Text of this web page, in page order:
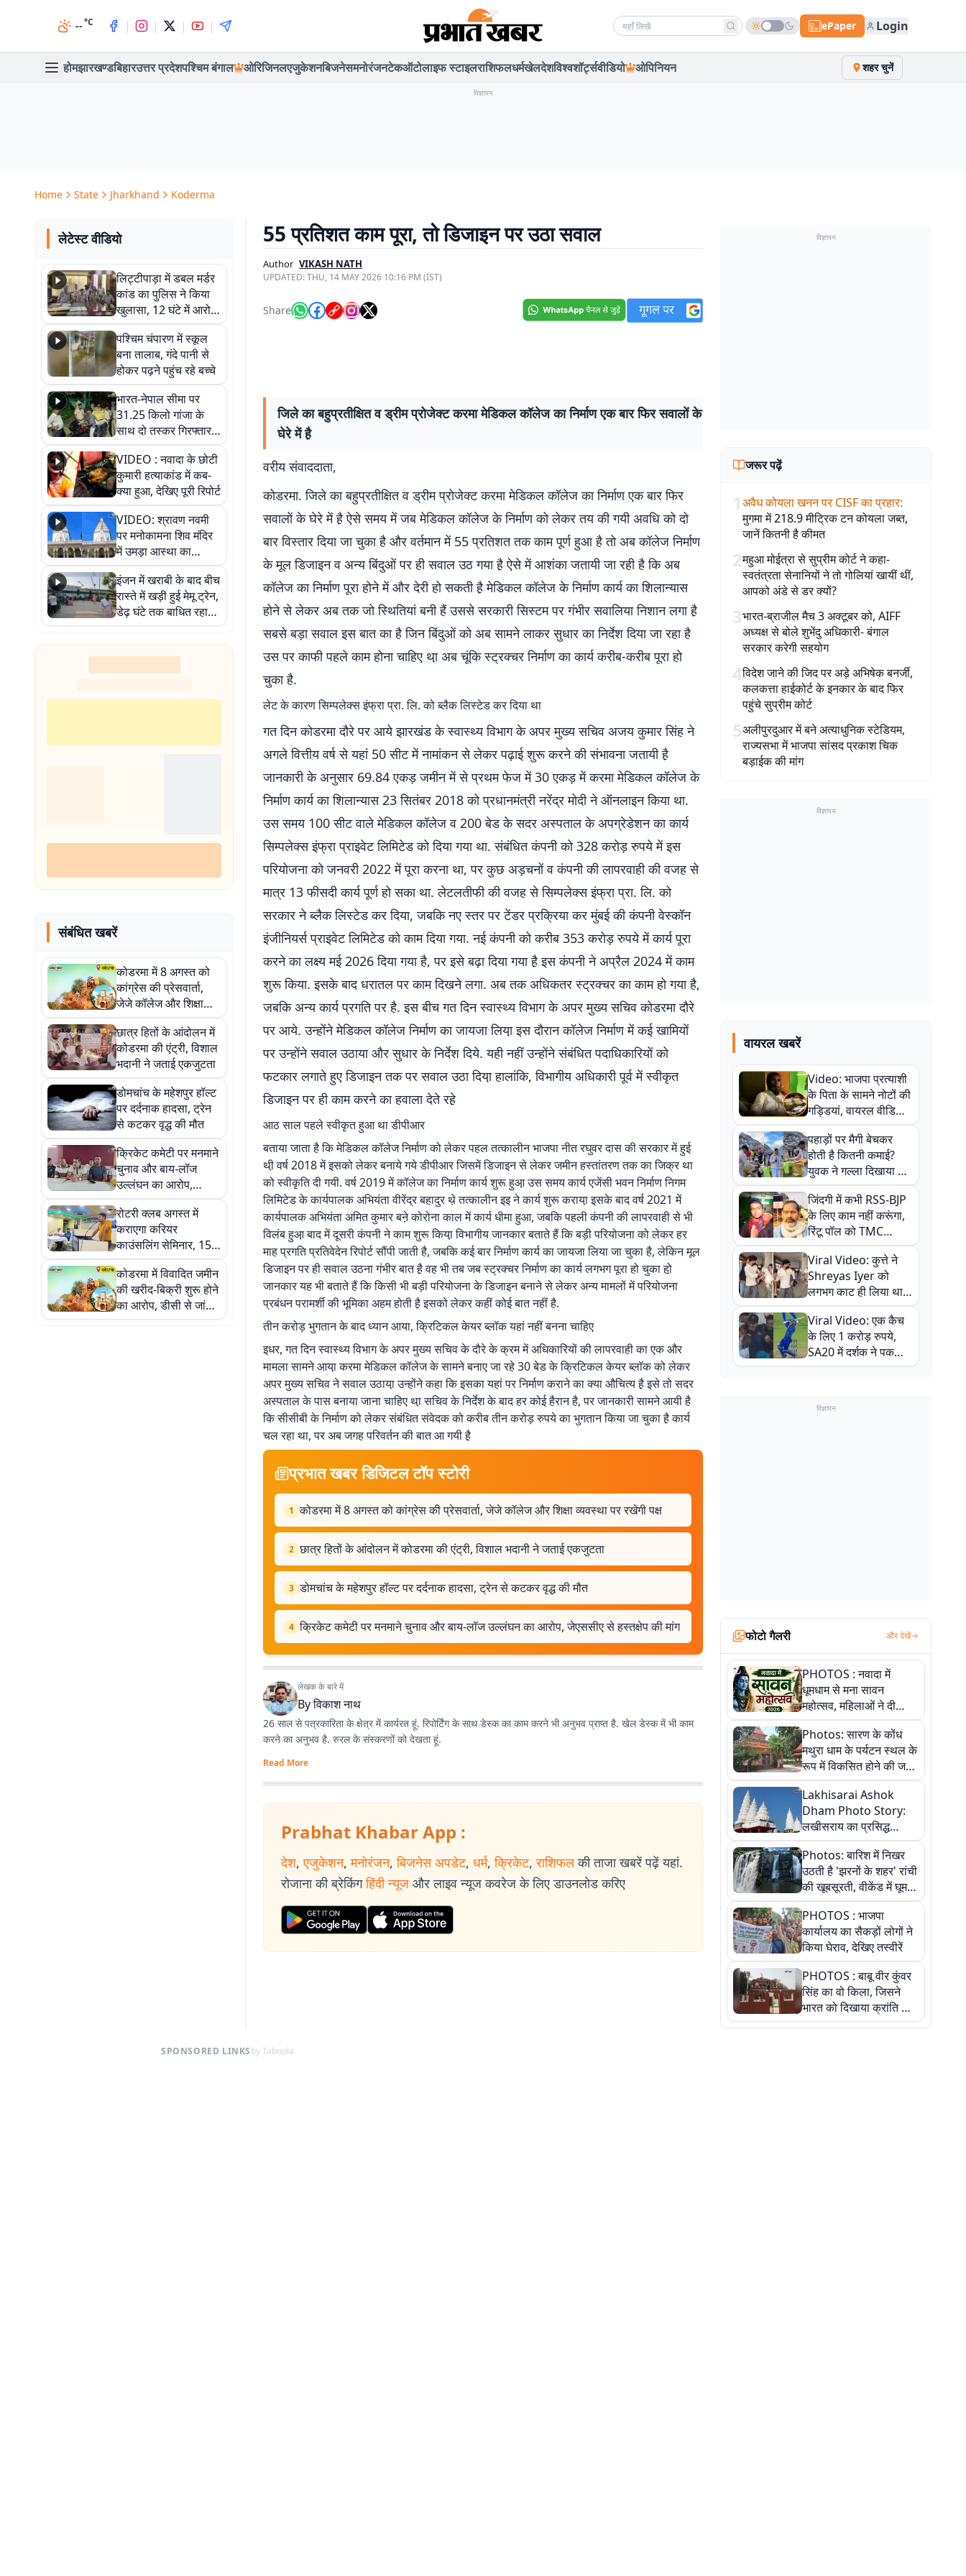
--°C | | | | Search news ePaper Login
होमझारखण्डबिहारउत्तर प्रदेशपश्चिम बंगाल ओरिजिनलएजुकेशनबिजनेसमनोरंजनटेकऑटोलाइफ स्टाइलराशिफलधर्मखेलदेशविश्वशॉर्ट्सवीडियो ओपिनियन शहर चुनें
विज्ञापन
Home State Jharkhand Koderma
लेटेस्ट वीडियो
लिट्टीपाड़ा में डबल मर्डर
कांड का पुलिस ने किया
खुलासा, 12 घंटे में आरोपी
गिरफ्तार
पश्चिम चंपारण में स्कूल
बना तालाब, गंदे पानी से
होकर पढ़ने पहुंच रहे बच्चे
भारत-नेपाल सीमा पर
31.25 किलो गांजा के
साथ दो तस्कर गिरफ्तार,
नेपाली नंबर की बाइक
जब्त
VIDEO : नवादा के छोटी
कुमारी हत्याकांड में कब-
क्या हुआ, देखिए पूरी रिपोर्ट
VIDEO: श्रावण नवमी
पर मनोकामना शिव मंदिर
में उमड़ा आस्था का
सैलाब, हर-हर महादेव के
जयघोष से गूंजा परिसर
इंजन में खराबी के बाद बीच
रास्ते में खड़ी हुई मेमू ट्रेन,
डेढ़ घंटे तक बाधित रहा
आवागमन
संबंधित खबरें
कोडरमा में 8 अगस्त को
कांग्रेस की प्रेसवार्ता,
जेजे कॉलेज और शिक्षा
व्यवस्था पर रखेगी पक्ष
छात्र हितों के आंदोलन में
कोडरमा की एंट्री, विशाल
भदानी ने जताई एकजुटता
डोमचांच के महेशपुर हॉल्ट
पर दर्दनाक हादसा, ट्रेन
से कटकर वृद्ध की मौत
क्रिकेट कमेटी पर मनमाने
चुनाव और बाय-लॉज
उल्लंघन का आरोप,
जेएससीए से हस्तक्षेप की
मांग
रोटरी क्लब अगस्त में
कराएगा करियर
काउंसलिंग सेमिनार, 15
अगस्त को होगा
ध्वजारोहण
कोडरमा में विवादित जमीन
की खरीद-बिक्री शुरू होने
का आरोप, डीसी से जांच
और कार्रवाई की मांग
55 प्रतिशत काम पूरा, तो डिजाइन पर उठा सवाल
Author VIKASH NATH
UPDATED:THU, 14 MAY 2026 10:16 PM (IST)
Share
जिले का बहुप्रतीक्षित व ड्रीम प्रोजेक्ट करमा मेडिकल कॉलेज का निर्माण एक बार फिर सवालों के
घेरे में है़
वरीय संवाददाता,
कोडरमा. जिले का बहुप्रतीक्षित व ड्रीम प्रोजेक्ट करमा मेडिकल कॉलेज का निर्माण एक बार फिर
सवालों के घेरे में है़ ऐसे समय में जब मेडिकल कॉलेज के निर्माण को लेकर तय की गयी अवधि को दो
बार विस्तार दिया जा चुका है और वर्तमान में 55 प्रतिशत तक काम पूर्ण हुआ है तो अब कॉलेज निर्माण
के मूल डिजाइन व अन्य बिंदुओं पर ही सवाल उठ गया है़ ऐसे में आशंका जतायी जा रही है कि अब
कॉलेज का निर्माण पूरा होने में और देरी हो सकती है़ मेडिकल कॉलेज के निर्माण कार्य का शिलान्यास
होने से लेकर अब तक जो स्थितियां बनी हैं उससे सरकारी सिस्टम पर गंभीर सवालिया निशान लगा है़
सबसे बड़ा सवाल इस बात का है जिन बिंदुओं को अब सामने लाकर सुधार का निर्देश दिया जा रहा है
उस पर काफी पहले काम होना चाहिए था़ अब चूंकि स्ट्रक्चर निर्माण का कार्य करीब-करीब पूरा हो
चुका है.
लेट के कारण सिम्पलेक्स इंफ्रा प्रा. लि. को ब्लैक लिस्टेड कर दिया था
गत दिन कोडरमा दौरे पर आये झारखंड के स्वास्थ्य विभाग के अपर मुख्य सचिव अजय कुमार सिंह ने
अगले वित्तीय वर्ष से यहां 50 सीट में नामांकन से लेकर पढ़ाई शुरू करने की संभावना जतायी है़
जानकारी के अनुसार 69.84 एकड़ जमीन में से प्रथम फेज में 30 एकड़ में करमा मेडिकल कॉलेज के
निर्माण कार्य का शिलान्यास 23 सितंबर 2018 को प्रधानमंत्री नरेंद्र मोदी ने ऑनलाइन किया था.
उस समय 100 सीट वाले मेडिकल कॉलेज व 200 बेड के सदर अस्पताल के अपग्रेडेशन का कार्य
सिम्पलेक्स इंफ्रा प्राइवेट लिमिटेड को दिया गया था. संबंधित कंपनी को 328 करोड़ रुपये में इस
परियोजना को जनवरी 2022 में पूरा करना था, पर कुछ अड़चनों व कंपनी की लापरवाही की वजह से
मात्र 13 फीसदी कार्य पूर्ण हो सका था. लेटलतीफी की वजह से सिम्पलेक्स इंफ्रा प्रा. लि. को
सरकार ने ब्लैक लिस्टेड कर दिया, जबकि नए स्तर पर टेंडर प्रक्रिया कर मुंबई की कंपनी वेस्कॉन
इंजीनियर्स प्राइवेट लिमिटेड को काम दिया गया. नई कंपनी को करीब 353 करोड़ रुपये में कार्य पूरा
करने का लक्ष्य मई 2026 दिया गया है, पर इसे बढ़ा दिया गया है़ इस कंपनी ने अप्रैल 2024 में काम
शुरू किया. इसके बाद धरातल पर काम दिखने लगा. अब तक अधिकतर स्ट्रक्चर का काम हो गया है,
जबकि अन्य कार्य प्रगति पर है. इस बीच गत दिन स्वास्थ्य विभाग के अपर मुख्य सचिव कोडरमा दौरे
पर आये. उन्होंने मेडिकल कॉलेज निर्माण का जायजा लिया़ इस दौरान कॉलेज निर्माण में कई खामियों
पर उन्होंने सवाल उठाया और सुधार के निर्देश दिये. यही नहीं उन्होंने संबंधित पदाधिकारियों को
फटकार लगाते हुए डिजाइन तक पर सवाल उठा दिया़ हालांकि, विभागीय अधिकारी पूर्व में स्वीकृत
डिजाइन पर ही काम करने का हवाला देते रहे़
आठ साल पहले स्वीकृत हुआ था डीपीआर
बताया जाता है कि मेडिकल कॉलेज निर्माण को लेकर पहल तत्कालीन भाजपा नीत रघुवर दास की सरकार में हुई
थी़ वर्ष 2018 में इसको लेकर बनाये गये डीपीआर जिसमें डिजाइन से लेकर जमीन हस्तांतरण तक का जिक्र था
को स्वीकृति दी गयी. वर्ष 2019 में कॉलेज का निर्माण कार्य शुरू हुआ़ उस समय कार्य एजेंसी भवन निर्माण निगम
लिमिटेड के कार्यपालक अभियंता वीरेंद्र बहादुर थे़ तत्कालीन इइ ने कार्य शुरू कराया़ इसके बाद वर्ष 2021 में
कार्यपालक अभियंता अमित कुमार बने़ कोरोना काल में कार्य धीमा हुआ, जबकि पहली कंपनी की लापरवाही से भी
विलंब हुआ़ बाद में दूसरी कंपनी ने काम शुरू किया़ विभागीय जानकार बताते हैं कि बड़ी परियोजना को लेकर हर
माह प्रगति प्रतिवेदेन रिपोर्ट सौंपी जाती है, जबकि कई बार निर्माण कार्य का जायजा लिया जा चुका है, लेकिन मूल
डिजाइन पर ही सवाल उठना गंभीर बात है़ वह भी तब जब स्ट्रक्चर निर्माण का कार्य लगभग पूरा हो चुका हो़
जानकार यह भी बताते हैं कि किसी भी बड़ी परियोजना के डिजाइन बनाने से लेकर अन्य मामलों में परियोजना
प्रबंधन परामर्शी की भूमिका अहम होती है़ इसको लेकर कहीं कोई बात नहीं है.
तीन करोड़ भुगतान के बाद ध्यान आया, क्रिटिकल केयर ब्लॉक यहां नहीं बनना चाहिए
इधर, गत दिन स्वास्थ्य विभाग के अपर मुख्य सचिव के दौरे के क्रम में अधिकारियों की लापरवाही का एक और
मामला सामने आया़ करमा मेडिकल कॉलेज के सामने बनाए जा रहे 30 बेड के क्रिटिकल केयर ब्लॉक को लेकर
अपर मुख्य सचिव ने सवाल उठाया़ उन्होंने कहा कि इसका यहां पर निर्माण कराने का क्या औचित्य है़ इसे तो सदर
अस्पताल के पास बनाया जाना चाहिए था़ सचिव के निर्देश के बाद हर कोई हैरान है, पर जानकारी सामने आयी है
कि सीसीबी के निर्माण को लेकर संबंधित संवेदक को करीब तीन करोड़ रुपये का भुगतान किया जा चुका है़ कार्य
चल रहा था, पर अब जगह परिवर्तन की बात आ गयी है़
प्रभात खबर डिजिटल टॉप स्टोरी
1 कोडरमा में 8 अगस्त को कांग्रेस की प्रेसवार्ता, जेजे कॉलेज और शिक्षा व्यवस्था पर रखेगी पक्ष
2 छात्र हितों के आंदोलन में कोडरमा की एंट्री, विशाल भदानी ने जताई एकजुटता
3 डोमचांच के महेशपुर हॉल्ट पर दर्दनाक हादसा, ट्रेन से कटकर वृद्ध की मौत
4 क्रिकेट कमेटी पर मनमाने चुनाव और बाय-लॉज उल्लंघन का आरोप, जेएससीए से हस्तक्षेप की मांग
लेखक के बारे में
Byविकाश नाथ
26 साल से पत्रकारिता के क्षेत्र में कार्यरत हूं. रिपोर्टिंग के साथ डेस्क का काम करने भी अनुभव प्राप्त है. खेल डेस्क में भी काम
करने का अनुभव है. रुरल के संस्करणों को देखता हूं.
Read More
Prabhat Khabar App :
देश, एजुकेशन, मनोरंजन, बिजनेस अपडेट, धर्म, क्रिकेट, राशिफल की ताजा खबरें पढ़ें यहां.
रोजाना की ब्रेकिंग हिंदी न्यूज और लाइव न्यूज कवरेज के लिए डाउनलोड करिए
विज्ञापन
जरूर पढ़ें
1अवैध कोयला खनन पर CISF का प्रहार:
मुगमा में 218.9 मीट्रिक टन कोयला जब्त,
जानें कितनी है कीमत
2महुआ मोईत्रा से सुप्रीम कोर्ट ने कहा-
स्वतंत्रता सेनानियों ने तो गोलियां खायीं थीं,
आपको अंडे से डर क्यों?
3भारत-ब्राजील मैच 3 अक्टूबर को, AIFF
अध्यक्ष से बोले शुभेंदु अधिकारी- बंगाल
सरकार करेगी सहयोग
4विदेश जाने की जिद पर अड़े अभिषेक बनर्जी,
कलकत्ता हाईकोर्ट के इनकार के बाद फिर
पहुंचे सुप्रीम कोर्ट
5अलीपुरदुआर में बने अत्याधुनिक स्टेडियम,
राज्यसभा में भाजपा सांसद प्रकाश चिक
बड़ाईक की मांग
विज्ञापन
वायरल खबरें
Video: भाजपा प्रत्याशी
के पिता के सामने नोटों की
गड्डियां, वायरल वीडियो
से राजनीति में उबाल,
अजित महतो बोले- TMC
की गंदी चाल
पहाड़ों पर मैगी बेचकर
होती है कितनी कमाई?
युवक ने गल्ला दिखाया तो
नौकरी वालों के खड़े हो गए
कान
जिंदगी में कभी RSS-BJP
के लिए काम नहीं करूंगा,
रिंटू पॉल को TMC
ऑफिस में ले जाकर पीटा,
Video वायरल
Viral Video: कुत्ते ने
Shreyas Iyer को
लगभग काट ही लिया था,
न्यूजीलैंड सीरीज से पहले
बाल-बाल बचे
Viral Video: एक कैच
के लिए 1 करोड़ रुपये,
SA20 में दर्शक ने पकड़ा
एक हाथ से गजब का कैच
विज्ञापन
फोटो गैलरी और देखें
PHOTOS : नवादा में
धूमधाम से मना सावन
महोत्सव, महिलाओं ने दी
सांस्कृतिक प्रस्तुतियां
Photos: सारण के कोंध
मथुरा धाम के पर्यटन स्थल के
रूप में विकसित होने की जगी
आस, 9 तस्वीरों में देखें पूरी
कहानी
Lakhisarai Ashok
Dham Photo Story:
लखीसराय का प्रसिद्ध
अशोक धाम—आस्था,
श्रृंगार, अनुष्ठान और
अलौकिक संध्या आरती के
विहंगम दृश्य
Photos: बारिश में निखर
उठती है 'झरनों के शहर' रांची
की खूबसूरती, वीकेंड में घूम
आएं ये 5 वादियां
PHOTOS : भाजपा
कार्यालय का सैकड़ों लोगों ने
किया घेराव, देखिए तस्वीरें
PHOTOS : बाबू वीर कुंवर
सिंह का वो किला, जिसने
भारत को दिखाया क्रांति का
रास्ता: तस्वीरों में देखिए
SPONSORED LINKSby Taboola